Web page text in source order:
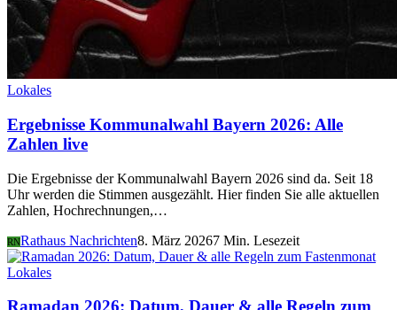
Lokales
Ergebnisse Kommunalwahl Bayern 2026: Alle
Zahlen live
Die Ergebnisse der Kommunalwahl Bayern 2026 sind da. Seit 18
Uhr werden die Stimmen ausgezählt. Hier finden Sie alle aktuellen
Zahlen, Hochrechnungen,…
RNRathaus Nachrichten8. März 20267 Min. Lesezeit
Lokales